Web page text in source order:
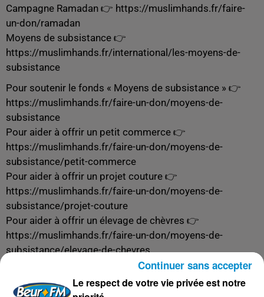
Campagne Ramadan 👉 https://muslimhands.fr/faire-
un-don/ramadan
Moyens de subsistance 👉
https://muslimhands.fr/international/les-moyens-de-
subsistance
Pour soutenir le fonds « Moyens de subsistance » 👉
https://muslimhands.fr/faire-un-don/moyens-de-
subsistance
Pour aider à offrir un petit commerce 👉
https://muslimhands.fr/faire-un-don/moyens-de-
subsistance/petit-commerce
Pour aider à offrir un projet couture 👉
https://muslimhands.fr/faire-un-don/moyens-de-
subsistance/projet-couture
Pour aider à offrir un élevage de chèvres 👉
https://muslimhands.fr/faire-un-don/moyens-de-
subsistance/elevage-de-chevres
Pour aider à offrir un élevage de poules 👉
https://muslimhands.fr/faire-un-don/moyens-de-
subsistance/elevage-de-poules
Le respect de votre vie privée est notre
Continuer sans accepter